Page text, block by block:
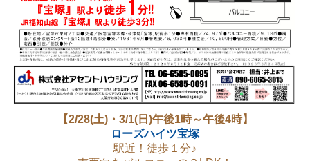
【2/28(土)・3/1(日)午後1時～午後4時】
ローズハイツ宝塚
駅近！徒歩１分♪